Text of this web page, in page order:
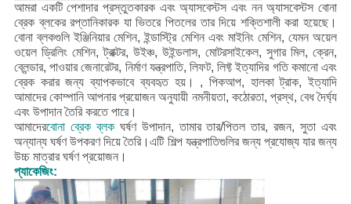
আমরা একটি পেশাদার প্রস্তুতকারক এবং অ্যাসবেস্টস এবং নন অ্যাসবেস্টস বোনা
ব্রেক ব্লকের রপ্তানিকারক যা ভিতরে পিতলের তার দিয়ে শক্তিশালী করা হয়েছে।
বোনা ব্লকগুলি ইঞ্জিনিয়ার মেশিন, ইন্ডাস্ট্রি মেশিন এবং মাইনিং মেশিন, যেমন অয়েল
ওয়েল ড্রিলিং মেশিন, ট্রাক্টর, উইঞ্চ, উইন্ডলাস, মোটরসাইকেল, সুগার মিল, ক্রেন,
ব্লেন্ডার, পাওয়ার জেনারেটর, নির্মাণ যন্ত্রপাতি, লিফট, লিফ্ট ইত্যাদির গতি কমানো এবং
ব্রেক করার জন্য ব্যাপকভাবে ব্যবহৃত হয়। , পিকআপ, হালকা ট্রাক, ইত্যাদি
আমাদের কোম্পানি আপনার প্রয়োজন অনুযায়ী নমনীয়তা, কঠোরতা, প্রস্থ, বেধ দৈর্ঘ্য
এবং উপাদান তৈরি করতে পারে।
আমাদেরবোনা ব্রেক ব্লক ঘর্ষণ উপাদান, তামার তার/পিতল তার, রজন, সুতা এবং
অন্যান্য ঘর্ষণ উপকরণ দিয়ে তৈরি।এটি শিল্প যন্ত্রপাতিগুলির জন্য প্রযোজ্য যার জন্য
উচ্চ মাত্রার ঘর্ষণ প্রয়োজন।
প্যাকেজিং: